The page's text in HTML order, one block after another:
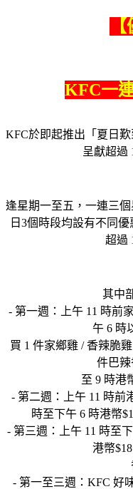
KFC一
KFC於即起推出「夏日
呈獻超過
逢星期一至五，一連三
日3個時段均設有不同
超過
其中
- 第一週：上午 11 時前
午 6 時
買 1 件家鄉雞 / 香辣脆
件巴
至 9 時港
- 第二週：上午 11 時前
時至下午 6 時港幣
- 第三週：上午 11 時至
港幣
- 第一至三週：KFC 好